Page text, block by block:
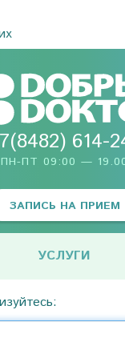
614-
ПН-ПТ 09:00 —
ЗАПИСЬ НА ПРИЕМ
УСЛУГИ